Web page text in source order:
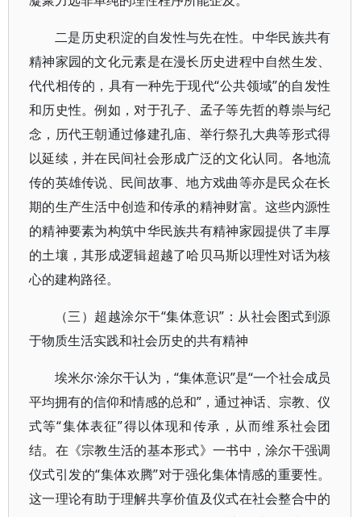
二是历史积淀的自发性与先在性。中华民族共有
精神家园的文化元素是在漫长历史进程中自然生发、
代代相传的，具有一种先于现代“公共领域”的自发性
和历史性。例如，对于孔子、孟子等先哲的尊崇与纪
念，历代王朝通过修建孔庙、举行祭孔大典等形式得
以延续，并在民间社会形成广泛的文化认同。各地流
传的英雄传说、民间故事、地方戏曲等亦是民众在长
期的生产生活中创造和传承的精神财富。这些内源性
的精神要素为构筑中华民族共有精神家园提供了丰厚
的土壤，其形成逻辑超越了哈贝马斯以理性对话为核
心的建构路径。
（三）超越涂尔干“集体意识”：从社会图式到源
于物质生活实践和社会历史的共有精神
埃米尔·涂尔干认为，“集体意识”是“一个社会成员
平均拥有的信仰和情感的总和”，通过神话、宗教、仪
式等“集体表征”得以体现和传承，从而维系社会团
结。在《宗教生活的基本形式》一书中，涂尔干强调
仪式引发的“集体欢腾”对于强化集体情感的重要性。
这一理论有助于理解共享价值及仪式在社会整合中的